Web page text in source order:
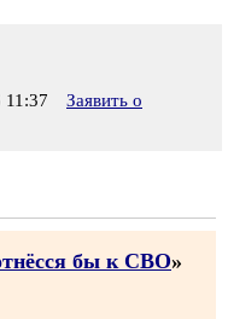
Заявить о
бы к СВО»